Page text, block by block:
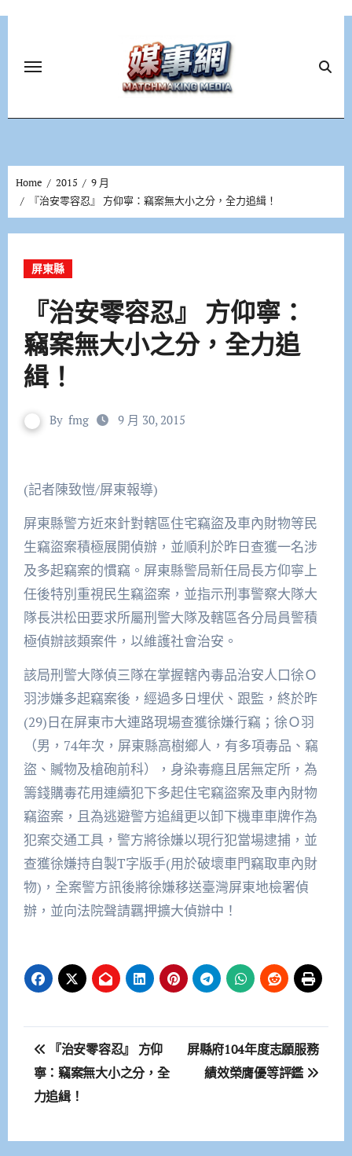
Home 2015
9 月
『治安零容忍』 方仰寧：竊案無大小之分，全力追緝！
屏東縣
『治安零容忍』 方仰寧：
竊案無大小之分，全力追
緝！
By fmg 9 月 30, 2015
(記者陳致愷/屏東報導)
屏東縣警方近來針對轄區住宅竊盜及車內財物等民
生竊盜案積極展開偵辦，並順利於昨日查獲一名涉
及多起竊案的慣竊。屏東縣警局新任局長方仰寧上
任後特別重視民生竊盜案，並指示刑事警察大隊大
隊長洪松田要求所屬刑警大隊及轄區各分局員警積
極偵辦該類案件，以維護社會治安。
該局刑警大隊偵三隊在掌握轄內毒品治安人口徐Ｏ
羽涉嫌多起竊案後，經過多日埋伏、跟監，終於昨
(29)日在屏東市大連路現場查獲徐嫌行竊；徐Ｏ羽
（男，74年次，屏東縣高樹鄉人，有多項毒品、竊
盜、贓物及槍砲前科），身染毒癮且居無定所，為
籌錢購毒花用連續犯下多起住宅竊盜案及車內財物
竊盜案，且為逃避警方追緝更以卸下機車車牌作為
犯案交通工具，警方將徐嫌以現行犯當場逮捕，並
查獲徐嫌持自製T字版手(用於破壞車門竊取車內財
物)，全案警方訊後將徐嫌移送臺灣屏東地檢署偵
辦，並向法院聲請羈押擴大偵辦中！
文
章
導
覽
『治安零容忍』 方仰
寧：竊案無大小之分，全
力追緝！
屏縣府104年度志願服務
績效榮膺優等評鑑